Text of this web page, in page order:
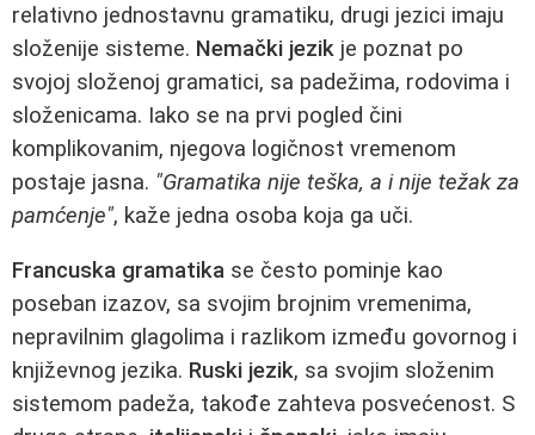
relativno jednostavnu gramatiku, drugi jezici imaju
složenije sisteme. Nemački jezik je poznat po
svojoj složenoj gramatici, sa padežima, rodovima i
složenicama. Iako se na prvi pogled čini
komplikovanim, njegova logičnost vremenom
postaje jasna. "Gramatika nije teška, a i nije težak za
pamćenje", kaže jedna osoba koja ga uči.
Francuska gramatika se često pominje kao
poseban izazov, sa svojim brojnim vremenima,
nepravilnim glagolima i razlikom između govornog i
književnog jezika. Ruski jezik, sa svojim složenim
sistemom padeža, takođe zahteva posvećenost. S